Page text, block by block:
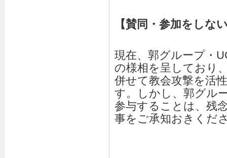
【賛同・参加をしな
現在、郭グループ・
の様相を呈しており
併せて教会攻撃を活
す。しかし、郭グル
参与することは、残
事をご承知おきくだ